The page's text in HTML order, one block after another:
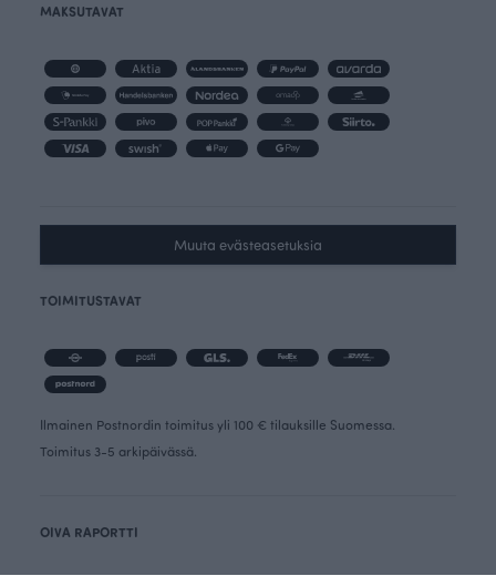
MAKSUTAVAT
Muuta evästeasetuksia
TOIMITUSTAVAT
Ilmainen Postnordin toimitus yli 100 € tilauksille Suomessa.
Toimitus 3-5 arkipäivässä.
OIVA RAPORTTI